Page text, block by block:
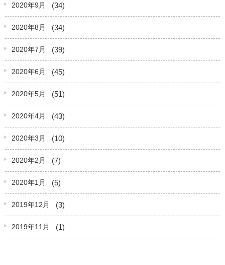
2020年9月 (34)
2020年8月 (34)
2020年7月 (39)
2020年6月 (45)
2020年5月 (51)
2020年4月 (43)
2020年3月 (10)
2020年2月 (7)
2020年1月 (5)
2019年12月 (3)
2019年11月 (1)